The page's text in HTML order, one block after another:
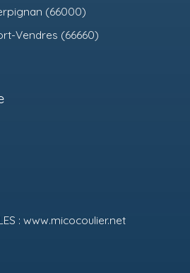
(66000)
Vendres (66660)
: www.micocoulier.net